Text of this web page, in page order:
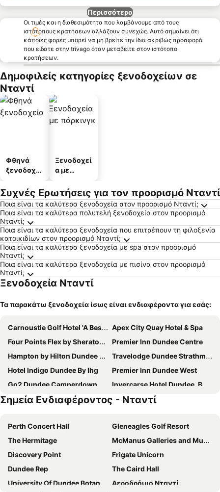
Περισσότερα
Οι τιμές και η διαθεσιμότητα που λαμβάνουμε από τους
ιστότοπους κρατήσεων αλλάζουν συνεχώς. Αυτό σημαίνει ότι
κάποιες φορές μπορεί να μη βρείτε την ίδια ακριβώς προσφορά
που είδατε στην trivago όταν μεταβείτε στον ιστότοπο
κρατήσεων.
Δημοφιλείς κατηγορίες ξενοδοχείων σε
Νταντί
Φθηνά
ξενοδοχεί
Ξενοδοχεί
α με
Συχνές Ερωτήσεις για τον προορισμό Νταντί
Ποια είναι τα καλύτερα ξενοδοχεία στον προορισμό Νταντί;
Ποια είναι τα καλύτερα πολυτελή ξενοδοχεία στον προορισμό
Νταντί;
Ποια είναι τα καλύτερα ξενοδοχεία που επιτρέπουν τη φιλοξενία
κατοικιδίων στον προορισμό Νταντί;
Ποια είναι τα καλύτερα ξενοδοχεία με spa στον προορισμό
Νταντί;
Ποια είναι τα καλύτερα ξενοδοχεία με πισίνα στον προορισμό
Νταντί;
Ξενοδοχεία Νταντί
Τα παρακάτω ξενοδοχεία ίσως είναι ενδιαφέροντα για εσάς:
Carnoustie Golf Hotel 'A Bespoke Hotel’
Apex City Quay Hotel & Spa
Four Points Flex by Sheraton Ratingen Düsseldorf Airport
Premier Inn Dundee Centre
Hampton by Hilton Dundee City Centre
Travelodge Dundee Strathmore Avenue
Hotel Indigo Dundee By Ihg
Premier Inn Dundee West
Go2 Dundee Camperdown
Invercarse Hotel Dundee, BW Signature Collection
Ye Olde Hotel
McIntosh Hall - Campus Accommodation
Σημεία Ενδιαφέροντος - Νταντί
Perth Concert Hall
Gleneagles Golf Resort
The Hermitage
McManus Galleries and Museum
Discovery Point
Frigate Unicorn
Dundee Rep
The Caird Hall
University Of Dundee Botanic Gardens
Αεροδρόμιο Νταντί